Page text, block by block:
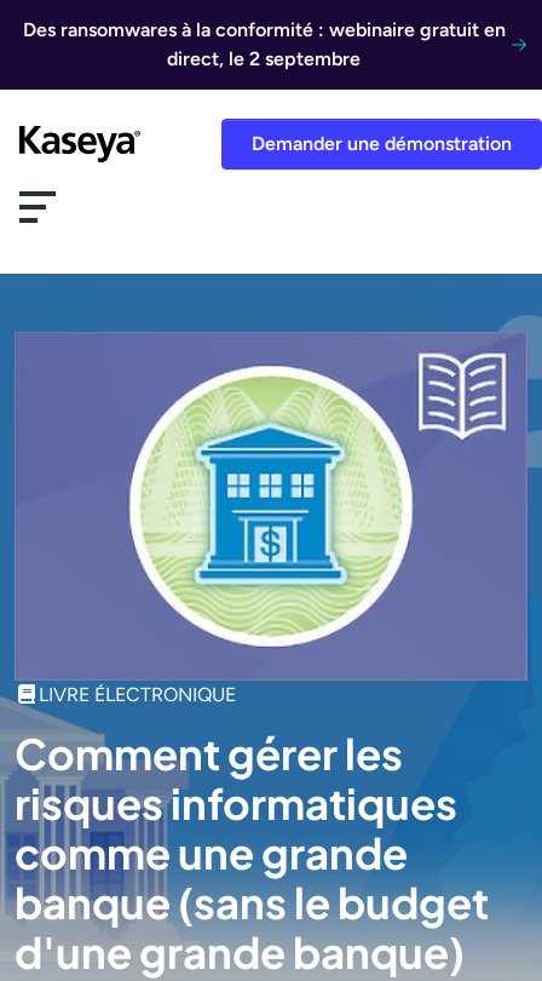
Des ransomwares à la conformité : webinaire gratuit en
direct, le 2 septembre
Demander une démonstration
LIVRE ÉLECTRONIQUE
Comment gérer les
risques informatiques
comme une grande
banque (sans le budget
d'une grande banque)